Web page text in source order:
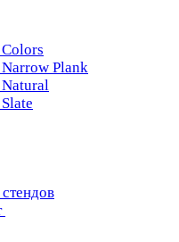
Plank
Natural